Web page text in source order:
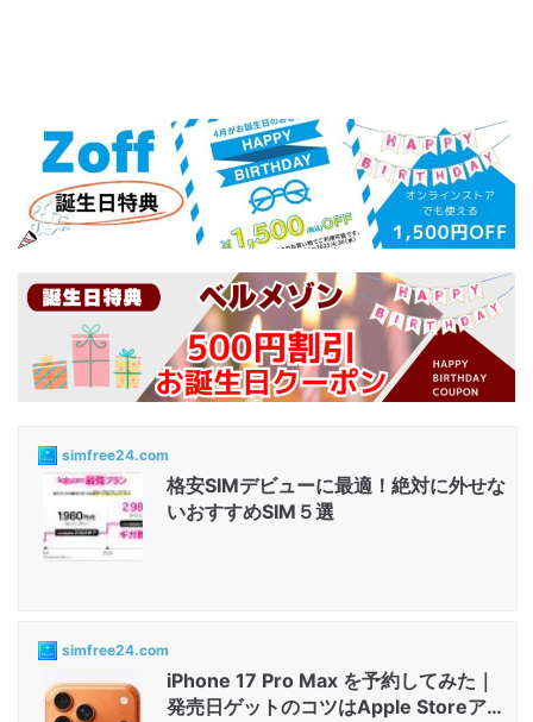
simfree24.com
格安SIMデビューに最適！絶対に外せな
いおすすめSIM５選
simfree24.com
iPhone 17 Pro Max を予約してみた｜
発売日ゲットのコツはApple Storeアプ